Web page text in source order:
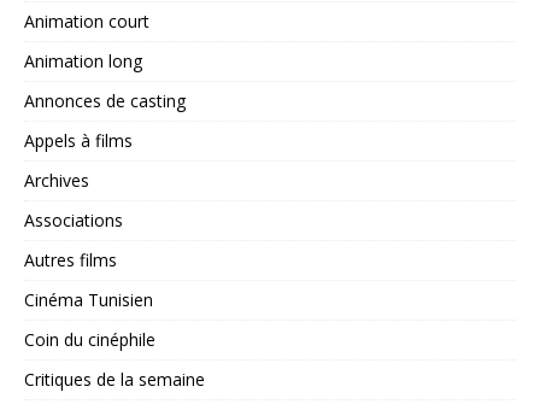
Animation court
Animation long
Annonces de casting
Appels à films
Archives
Associations
Autres films
Cinéma Tunisien
Coin du cinéphile
Critiques de la semaine